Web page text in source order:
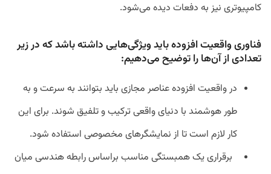
کامپیوتری نیز به دفعات دیده می‌شود.
فناوری واقعیت افزوده باید ویژگی‌هایی داشته باشد که در زیر
تعدادی از آن‌ها را توضیح می‌دهیم:
در واقعیت افزوده عناصر مجازی باید بتوانند به سرعت و به
طور هوشمند با دنیای واقعی ترکیب و تلفیق شوند. برای این
کار لازم است تا از نمایشگرهای مخصوصی استفاده شود.
برقراری یک همبستگی مناسب براساس رابطه هندسی میان